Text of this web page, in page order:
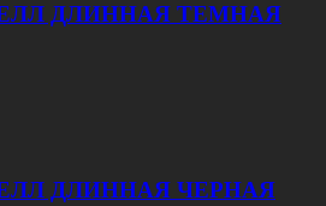
ДЛИННАЯ ТЕМНАЯ
ДЛИННАЯ ЧЕРНАЯ